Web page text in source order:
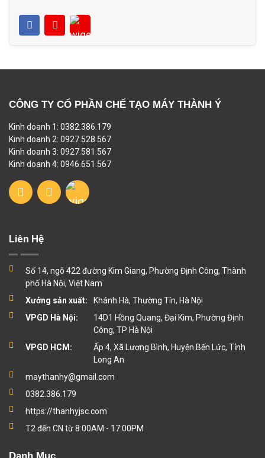
CÔNG TY CỔ PHẦN CHẾ TẠO MÁY THÀNH Ý
Kinh doanh 1: 0382.386.179
Kinh doanh 2: 0927.528.567
Kinh doanh 3: 0927.581.567
Kinh doanh 4: 0946.651.567
Liên Hệ
Số 14, ngõ 422 đường Kim Giang, Phường Định Công, Thành
phố Hà Nội, Việt Nam
Xưởng sản xuất:
Khánh Hà, Thường Tín, Hà Nội
VPGD Hà Nội:
14D1 Hồng Quang, Đại Kim, Phường Định
Công, TP Hà Nội
VPGD HCM:
Ấp 4, Xã Lương Bình, Huyện Bến Lức, Tỉnh
Long An
maythanhy@gmail.com
0382.386.179
https://thanhyjsc.com
T2 đến CN từ 8:00AM - 17:00PM